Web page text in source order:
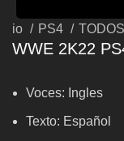
PS4
WWE 2K22
Voces: Ingles
Texto: Español